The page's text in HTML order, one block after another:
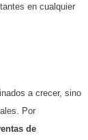
en cualquier
a crecer, sino
Por
de